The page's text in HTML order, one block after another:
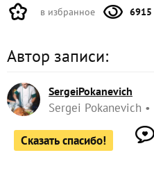
в избранное 6915
Автор записи:
SergeiPokanevich
Sergei Pokanevich
Сказать спасибо!